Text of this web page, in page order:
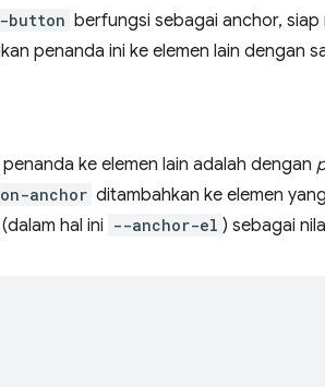
button berfungsi sebagai anchor,
penanda ini ke elemen lain dengan
ke elemen lain adalah dengan
anchor ditambahkan ke elemen
hal ini --anchor-el ) sebagai